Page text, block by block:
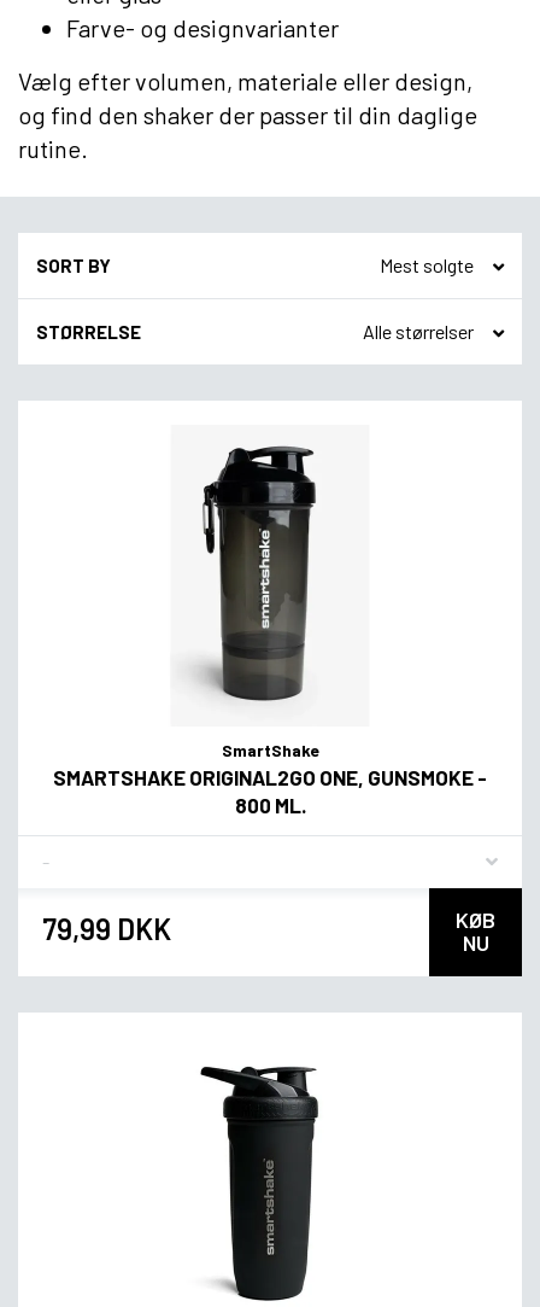
Farve- og designvarianter
Vælg efter volumen, materiale eller design,
og find den shaker der passer til din daglige
rutine.
SORT BY
STØRRELSE
SmartShake
SMARTSHAKE ORIGINAL2GO ONE, GUNSMOKE -
800 ML.
79,99 DKK
KØB
NU